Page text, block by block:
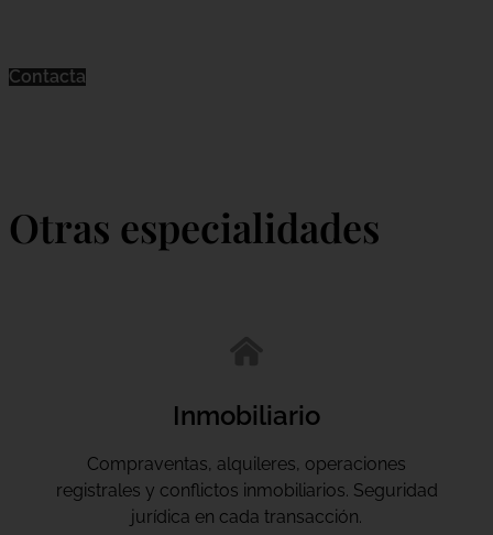
Contacta
Otras especialidades
Inmobiliario
Compraventas, alquileres, operaciones
registrales y conflictos inmobiliarios. Seguridad
jurídica en cada transacción.